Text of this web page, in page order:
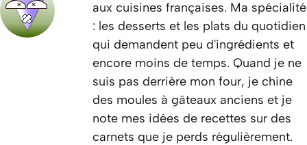
aux cuisines françaises. Ma spécialité
: les desserts et les plats du quotidien
qui demandent peu d'ingrédients et
encore moins de temps. Quand je ne
suis pas derrière mon four, je chine
des moules à gâteaux anciens et je
note mes idées de recettes sur des
carnets que je perds régulièrement.